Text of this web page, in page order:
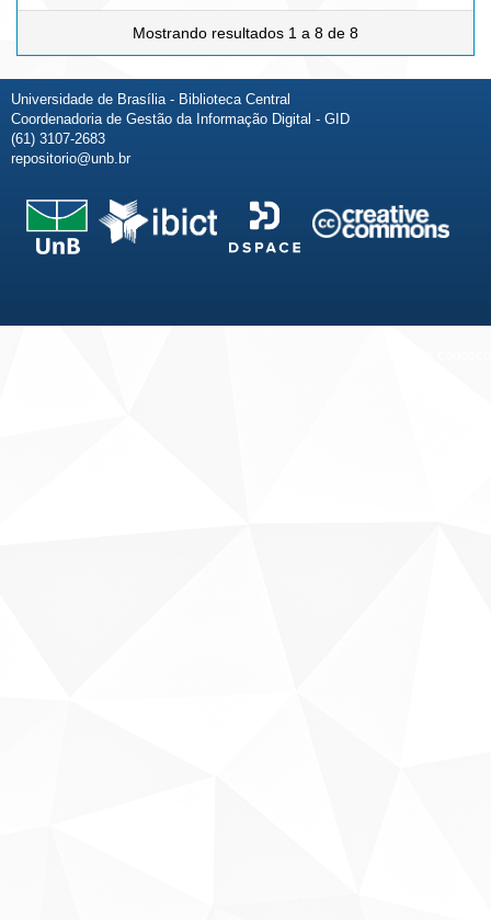
Mostrando resultados 1 a 8 de 8
Universidade de Brasília - Biblioteca Central
Coordenadoria de Gestão da Informação Digital - GID
(61) 3107-2683
repositorio@unb.br